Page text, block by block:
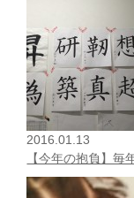
2016.01.13
【今年の抱負】毎